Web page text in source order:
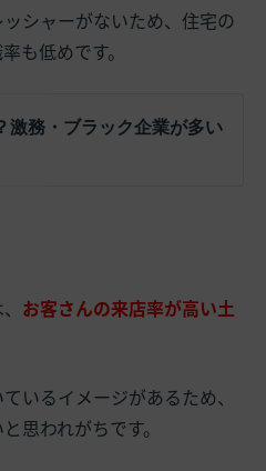
シャーがないため、住宅の
も低めです。
激務・ブラック企業が多い
お客さんの来店率が高い土
いるイメージがあるため、
思われがちです。